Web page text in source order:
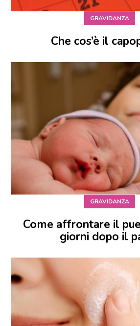
GRAVIDANZA
Che cos’è il
GRAVIDANZA
Come affrontare il
giorni dopo il